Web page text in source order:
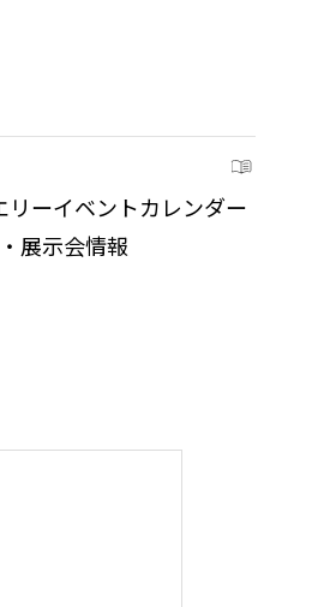
リーイベントカレンダー
展示会情報